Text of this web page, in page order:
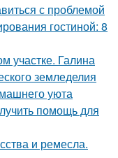
с проблемой
гостиной: 8
участке. Галина
земледелия
уюта
помощь для
и ремесла.